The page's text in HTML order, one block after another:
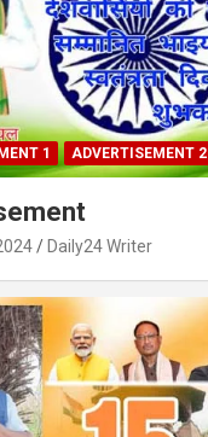
1 ADVERTISEMENT 2
Daily24 Writer